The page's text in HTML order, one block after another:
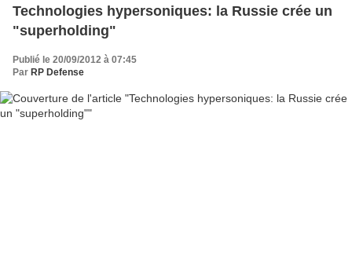
Technologies hypersoniques: la Russie crée un
"superholding"
Publié le 20/09/2012 à 07:45
Par RP Defense